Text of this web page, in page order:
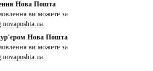
Нова Пошта
ви можете за
Нова Пошта
ви можете за